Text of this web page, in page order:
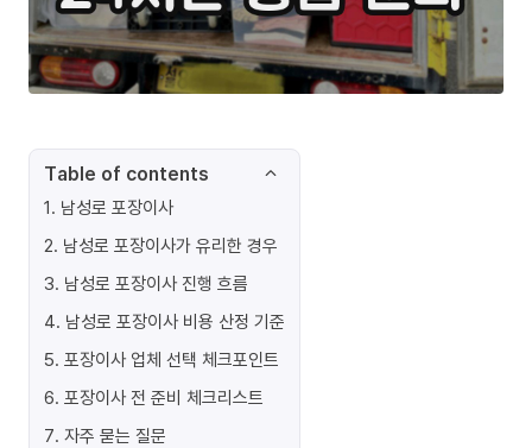
Table of contents
1. 남성로 포장이사
2. 남성로 포장이사가 유리한 경우
3. 남성로 포장이사 진행 흐름
4. 남성로 포장이사 비용 산정 기준
5. 포장이사 업체 선택 체크포인트
6. 포장이사 전 준비 체크리스트
7. 자주 묻는 질문